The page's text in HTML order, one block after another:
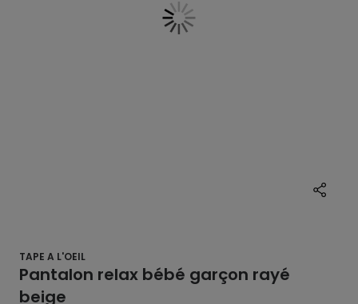
TAPE A L'OEIL
Pantalon relax bébé garçon rayé
beige